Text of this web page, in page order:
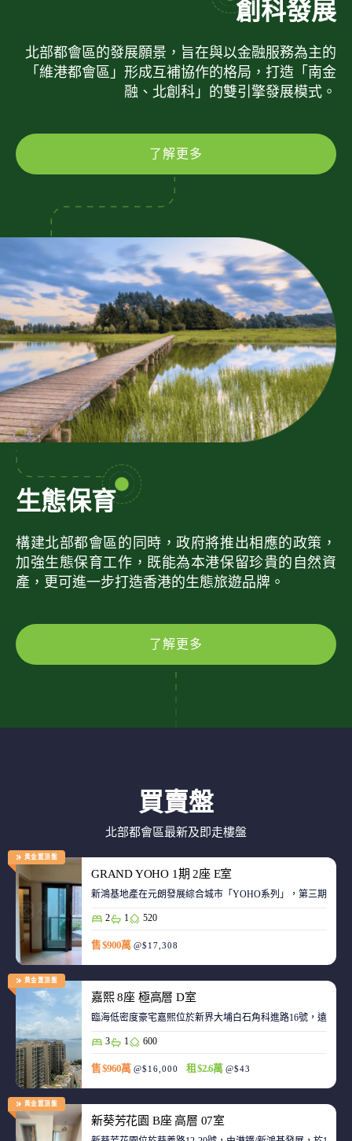
創科發展
北部都會區的發展願景，旨在與以金融服務為主的
「維港都會區」形成互補協作的格局，打造「南金
融、北創科」的雙引擎發展模式。
了解更多
生態保育
構建北部都會區的同時，政府將推出相應的政策，
加強生態保育工作，既能為本港保留珍貴的自然資
產，更可進一步打造香港的生態旅遊品牌。
了解更多
買賣盤
北部都會區最新及即走樓盤
黃金置頂盤
GRAND YOHO 1期 2座 E室
2 1 520
售 $900萬 @$17,308
黃金置頂盤
嘉熙 8座 極高層 D室
臨海低密度豪宅嘉熙位於新界大埔白石角科進路16號，遠離
3 1 600
售 $960萬 @$16,000 租 $2.6萬 @$43
黃金置頂盤
新葵芳花園 B座 高層 07室